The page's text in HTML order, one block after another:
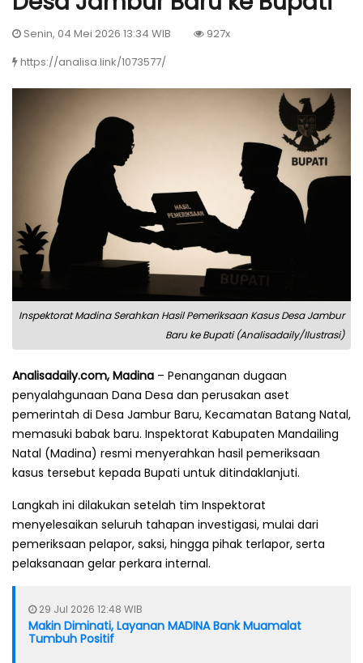
Senin, 04 Mei 2026 13:34 WIB
927x
https://analisa.link/1073577/
Inspektorat Madina Serahkan Hasil Pemeriksaan Kasus Desa Jambur
Baru ke Bupati (Analisadaily/Ilustrasi)
Analisadaily.com, Madina – Penanganan dugaan
penyalahgunaan Dana Desa dan perusakan aset
pemerintah di Desa Jambur Baru, Kecamatan Batang Natal,
memasuki babak baru. Inspektorat Kabupaten Mandailing
Natal (Madina) resmi menyerahkan hasil pemeriksaan
kasus tersebut kepada Bupati untuk ditindaklanjuti.
Langkah ini dilakukan setelah tim Inspektorat
menyelesaikan seluruh tahapan investigasi, mulai dari
pemeriksaan pelapor, saksi, hingga pihak terlapor, serta
pelaksanaan gelar perkara internal.
29 Jul 2026 12:48 WIB
Makin Diminati, Layanan MADINA Bank Muamalat
Tumbuh Positif